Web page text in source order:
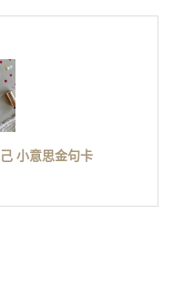
小意思金句卡